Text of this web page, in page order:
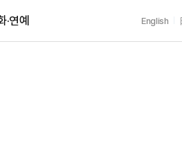
·연예 English